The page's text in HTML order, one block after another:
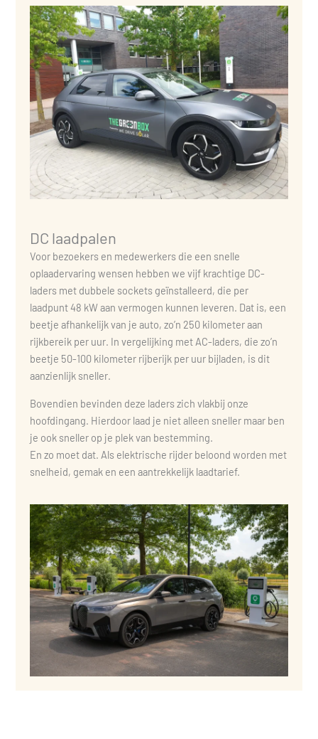
DC laadpalen
Voor bezoekers en medewerkers die een snelle
oplaadervaring wensen hebben we vijf krachtige DC-
laders met dubbele sockets geïnstalleerd, die per
laadpunt 48 kW aan vermogen kunnen leveren. Dat is, een
beetje afhankelijk van je auto, zo’n 250 kilometer aan
rijkbereik per uur. In vergelijking met AC-laders, die zo’n
beetje 50-100 kilometer rijberijk per uur bijladen, is dit
aanzienlijk sneller.
Bovendien bevinden deze laders zich vlakbij onze
hoofdingang. Hierdoor laad je niet alleen sneller maar ben
je ook sneller op je plek van bestemming.
En zo moet dat. Als elektrische rijder beloond worden met
snelheid, gemak en een aantrekkelijk laadtarief.